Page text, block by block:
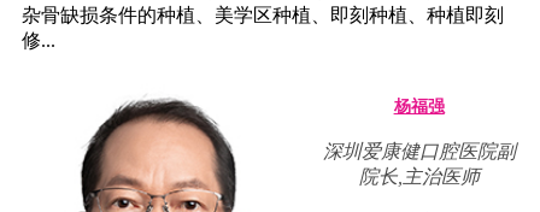
杂骨缺损条件的种植、美学区种植、即刻种植、种植即刻
修...
杨福强
深圳爱康健口腔医院副
院长,主治医师